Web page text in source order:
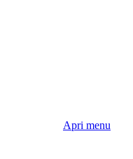
Apri menu